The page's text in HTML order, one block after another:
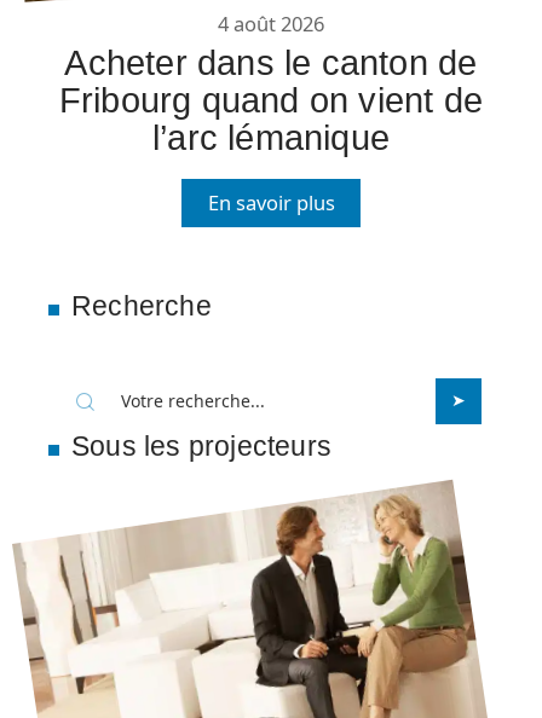
4 août 2026
Acheter dans le canton de
Fribourg quand on vient de
l’arc lémanique
En savoir plus
Recherche
Sous les projecteurs